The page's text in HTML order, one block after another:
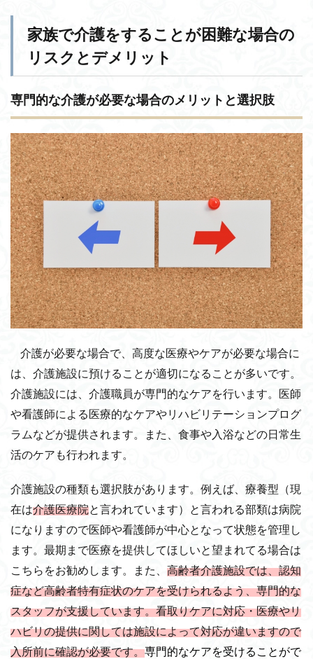
家族で介護をすることが困難な場合の
リスクとデメリット
専門的な介護が必要な場合のメリットと選択肢
介護が必要な場合で、高度な医療やケアが必要な場合に
は、介護施設に預けることが適切になることが多いです。
介護施設には、介護職員が専門的なケアを行います。医師
や看護師による医療的なケアやリハビリテーションプログ
ラムなどが提供されます。また、食事や入浴などの日常生
活のケアも行われます。
介護施設の種類も選択肢があります。例えば、療養型（現
在は介護医療院と言われています）と言われる部類は病院
になりますので医師や看護師が中心となって状態を管理し
ます。最期まで医療を提供してほしいと望まれてる場合は
こちらをお勧めします。また、 高齢者介護施設では、認知
症など高齢者特有症状のケアを受けられるよう、専門的な
スタッフが支援しています。看取りケアに対応・医療やリ
ハビリの提供に関しては施設によって対応が違いますので
入所前に確認が必要です。専門的なケアを受けることがで